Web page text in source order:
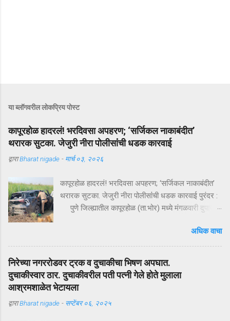
या ब्लॉगवरील लोकप्रिय पोस्ट
कापूरहोळ हादरलं! भरदिवसा अपहरण; ‘सर्जिकल नाकाबंदीत’
थरारक सुटका. जेजुरी नीरा पोलीसांंची धडक कारवाई
द्वाराBharat nigade - मार्च ०३, २०२६
कापूरहोळ हादरलं! भरदिवसा अपहरण; ‘सर्जिकल नाकाबंदीत’
थरारक सुटका. जेजुरी नीरा पोलीसांंची धडक कारवाई पुरंदर :
पुणे जिल्ह्यातील कापूरहोळ (ता.भोर) मध्ये मंगळवारी दुपारी
अक्षरशः हादरवून सोडलं. एका नामांकित व्यापाऱ्याच्या १८ वर्षीय
मुलाला भरदिवसा काळ्या XUVमधून जबरदस्तीने उचलून
नेण्यात आलं आणि काही क्षणांत गावात भीतीचं सावट दाटून
आलं. पण काही तासांतच पोलिसांनी उभारलेल्या ‘सर्जिकल
नाकाबंदी’मुळे चित्र पालटलं—आणि युवकाची सुखरूप सुटका
झाली. क्षणात घडलेलं अपहरण, गावात खळबळ दुपारचा
नेहमीसारखा गजबजलेला वेळ. कापूरहोळच्या मुख्य रस्त्यावर
अधिक वाचा
निरेच्या नगररोडवर ट्रक व दुचाकीचा भिषण अपघात.
दुचाकीस्वार ठार. दुचाकीवरील पती पत्नी गेले होते मुलाला
आश्रमशाळेत भेटायला
द्वाराBharat nigade - सप्टेंबर ०६, २०२५